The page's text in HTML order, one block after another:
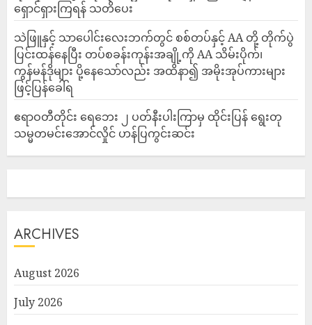
ရှောင်ရှားကြရန် သတိပေး
သဲဖြူနှင့် သာပေါင်းလေးဘက်တွင် စစ်တပ်နှင့် AA တို့ တိုက်ပွဲ
ပြင်းထန်‌နေပြီး တပ်စခန်းကုန်းအချို့ကို AA သိမ်းပိုက်၊
ကွန်မန်ဒိုများ ပို့နေသော်လည်း အထိနာ၍ အမိုးအုပ်ကားများ
ဖြင့်ပြန်ခေါ်ရ
ဧရာဝတီတိုင်း ရေဘေး ၂ ပတ်နီးပါးကြာမှ ထိုင်းပြန် ရွေးတု
သမ္မတမင်းအောင်လှိုင် ဟန်ပြကွင်းဆင်း
ARCHIVES
August 2026
July 2026